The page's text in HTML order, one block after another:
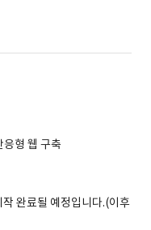
형 웹 구축
완료될 예정입니다.(이후